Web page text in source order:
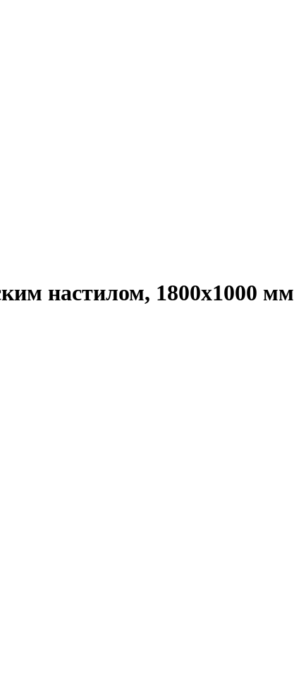
настилом, 1800x1000 мм